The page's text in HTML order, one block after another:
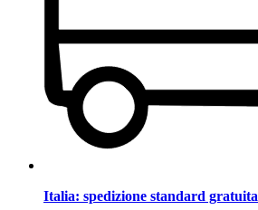
Italia: spedizione standard gratuita